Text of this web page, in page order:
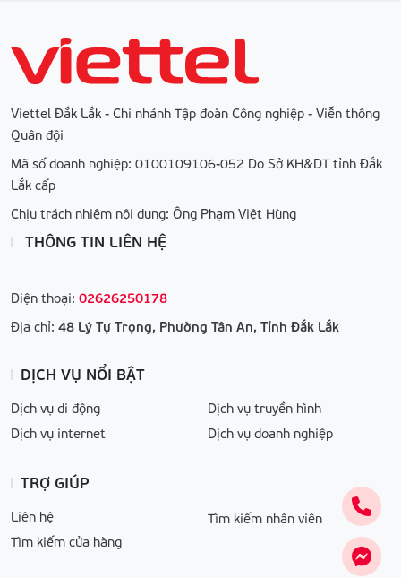
Viettel Đắk Lắk - Chi nhánh Tập đoàn Công nghiệp - Viễn thông
Quân đội
Mã số doanh nghiệp: 0100109106-052 Do Sở KH&DT tỉnh Đắk
Lắk cấp
Chịu trách nhiệm nội dung: Ông Phạm Việt Hùng
THÔNG TIN LIÊN HỆ
Điện thoại: 02626250178
Địa chỉ: 48 Lý Tự Trọng, Phường Tân An, Tỉnh Đắk Lắk
DỊCH VỤ NỔI BẬT
Dịch vụ di động
Dịch vụ internet
Dịch vụ truyền hình
Dịch vụ doanh nghiệp
TRỢ GIÚP
Liên hệ
Tìm kiếm cửa hàng
Tìm kiếm nhân viên